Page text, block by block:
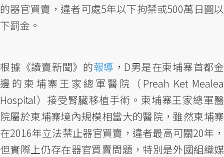
的器官買賣，違者可處5年以下拘禁或500萬日圓以
下罰金。
根據《讀賣新聞》的報導 ，D男是在柬埔寨首都金
邊的柬埔寨王家總軍醫院（Preah Ket Mealea
Hospital）接受腎臟移植手術。柬埔寨王家總軍醫
院屬於柬埔寨境內規模相當大的醫院，雖然柬埔寨
在2016年立法禁止器官買賣，違者最高可關20年，
但實際上仍存在器官買賣問題，特別是外國組織媒